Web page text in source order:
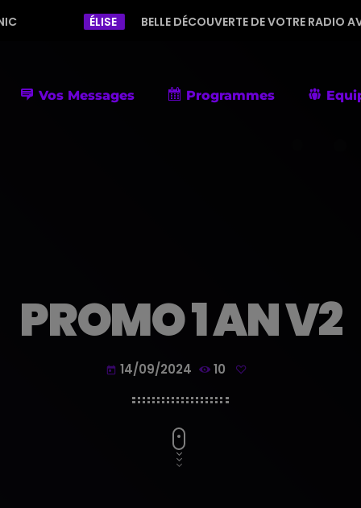
BELLE DÉCOUVERTE DE VOTRE RADIO AVEC UNE
Vos Messages Programmes
PROMO 1 AN V2
today 14/09/2024 10